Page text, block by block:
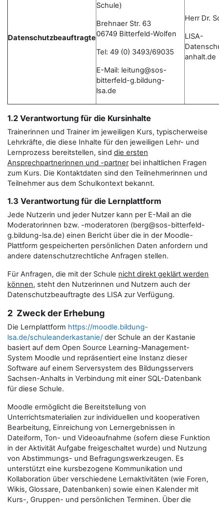
Datenschutzbeauftragte
Schule)
Brehnaer Str. 63
06749 Bitterfeld-Wolfen
Tel: 49 (0) 3493/69035
E-Mail: leitung@sos-
bitterfeld-g.bildung-
lsa.de
Herr Dr.
LISA-
anhalt.de
1.2 Verantwortung für die Kursinhalte
Trainerinnen und Trainer im jeweiligen Kurs, typischerweise
Lehrkräfte, die diese Inhalte für den jeweiligen Lehr- und
Lernprozess bereitstellen, sind die ersten
Ansprechpartnerinnen und -partnerbei inhaltlichen Fragen
zum Kurs. Die Kontaktdaten sind den Teilnehmerinnen und
Teilnehmer aus dem Schulkontext bekannt.
1.3 Verantwortung für die Lernplattform
Jede Nutzerin und jeder Nutzer kann per E-Mail an die
Moderatorinnen bzw. -moderatoren (berg@sos-bitterfeld-
g.bildung-lsa.de) einen Bericht über die in der Moodle-
Plattform gespeicherten persönlichen Daten anfordern und
andere datenschutzrechtliche Anfragen stellen.
Für Anfragen, die mit der Schule nicht direkt geklärt werden
können, steht den Nutzerinnen und Nutzern auch der
Datenschutzbeauftragte des LISA zur Verfügung.
2 Zweck der Erhebung
Die Lernplattform https://moodle.bildung-
lsa.de/schuleanderkastanie/ der Schule an der Kastanie
basiert auf dem Open Source Learning-Management-
System Moodle und repräsentiert eine Instanz dieser
Software auf einem Serversystem des Bildungsservers
Sachsen-Anhalts in Verbindung mit einer SQL-Datenbank
für diese Schule.
Moodle ermöglicht die Bereitstellung von
Unterrichtsmaterialien zur individuellen und kooperativen
Bearbeitung, Einreichung von Lernergebnissen in
Dateiform, Ton- und Videoaufnahme (sofern diese Funktion
in der Aktivität Aufgabe freigeschaltet wurde) und Nutzung
von Abstimmungs- und Befragungswerkzeugen. Es
unterstützt eine kursbezogene Kommunikation und
Kollaboration über verschiedene Lernaktivitäten (wie Foren,
Wikis, Glossare, Datenbanken) sowie einen Kalender mit
Kurs-, Gruppen- und persönlichen Terminen. Über die